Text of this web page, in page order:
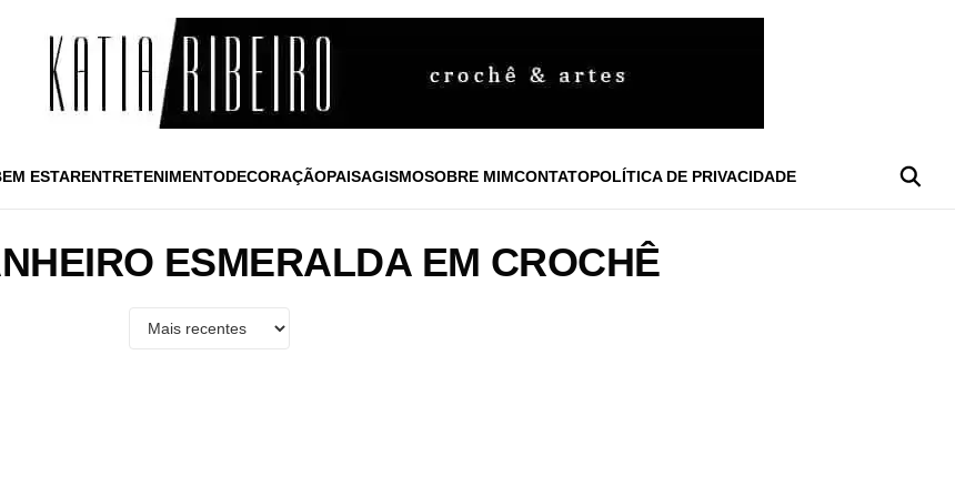
ESTARENTRETENIMENTODECORAÇÃOPAISAGISMOSOBRE MIMCONTATOPOLÍTICA DE PRIVACIDADE
ESMERALDA EM CROCHÊ